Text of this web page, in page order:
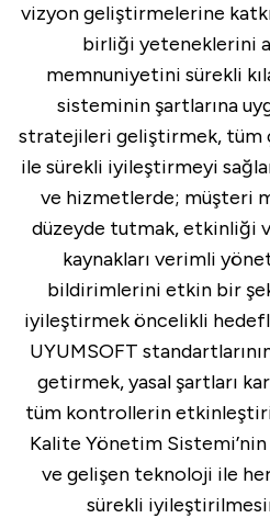
vizyon geliştirmelerine
birliği yeteneklerini
memnuniyetini sürekli
sisteminin şartlarına
stratejileri geliştirmek, tüm
ile sürekli iyileştirmeyi
ve hizmetlerde; müşteri
düzeyde tutmak, etkinliği
kaynakları verimli
bildirimlerini etkin bir
iyileştirmek öncelikli
UYUMSOFT
getirmek, yasal şartları
tüm kontrollerin
Kalite Yönetim Sistemi’nin
ve gelişen teknoloji ile her
sürekli